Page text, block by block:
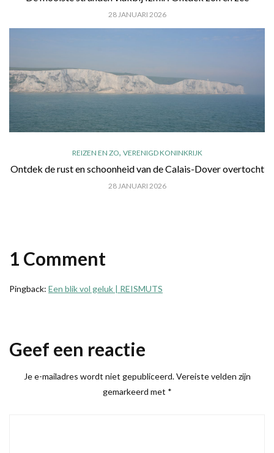
28 JANUARI 2026
REIZEN EN ZO, VERENIGD KONINKRIJK
Ontdek de rust en schoonheid van de Calais-Dover overtocht
28 JANUARI 2026
1 Comment
Pingback: Een blik vol geluk | REISMUTS
Geef een reactie
Je e-mailadres wordt niet gepubliceerd. Vereiste velden zijn
gemarkeerd met *